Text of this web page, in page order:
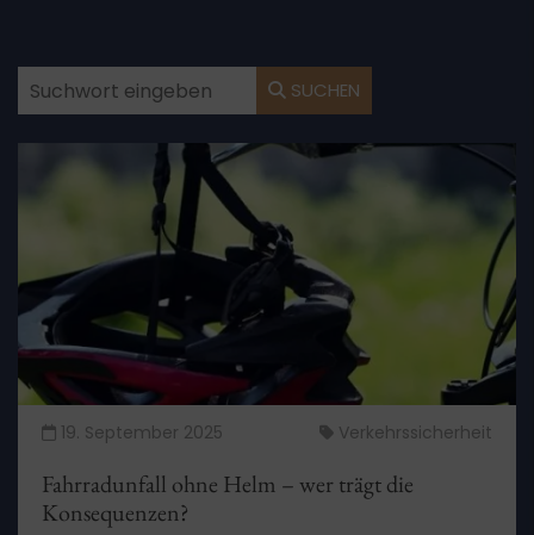
SUCHEN
19. September 2025 Verkehrssicherheit
Fahrradunfall ohne Helm – wer trägt die
Konsequenzen?